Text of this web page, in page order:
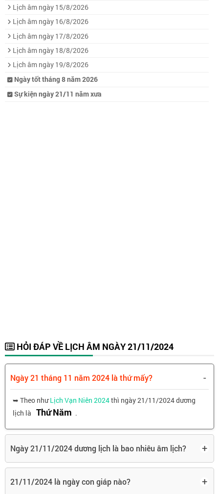
Lịch âm ngày 15/8/2026
Lịch âm ngày 16/8/2026
Lịch âm ngày 17/8/2026
Lịch âm ngày 18/8/2026
Lịch âm ngày 19/8/2026
Ngày tốt tháng 8 năm 2026
Sự kiện ngày 21/11 năm xưa
HỎI ĐÁP VỀ LỊCH ÂM NGÀY 21/11/2024
Ngày 21 tháng 11 năm 2024 là thứ mấy? -
➥ Theo nhưLịch Vạn Niên 2024thì ngày 21/11/2024 dương
lịch là Thứ Năm .
Ngày 21/11/2024 dương lịch là bao nhiêu âm lịch? +
21/11/2024 là ngày con giáp nào? +